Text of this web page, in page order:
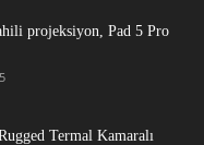
projeksiyon, Pad 5 Pro
Termal Kamaralı